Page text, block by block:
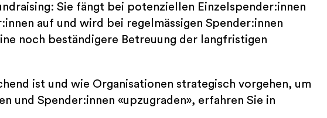
Sie fängt bei potenziellen Einzelspender:innen
auf und wird bei regelmässigen Spender:innen
noch beständigere Betreuung der langfristigen
ist und wie Organisationen strategisch vorgehen, um
und Spender:innen «upzugraden», erfahren Sie in